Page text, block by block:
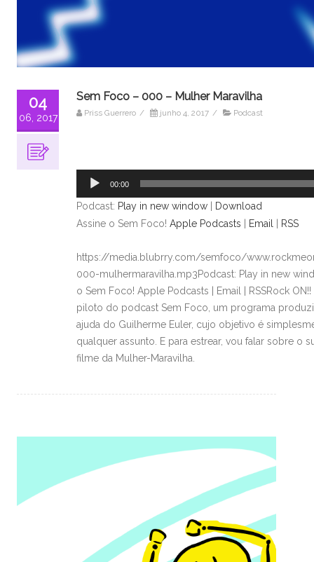
04
06, 2017
Sem Foco – 000 – Mulher Maravilha
Priss Guerrero / junho 4, 2017 / Podcast
áudio
00:00
Podcast: Play in new window
Download
Assine o Sem Foco! Apple Podcasts Email RSS
https://media.blubrry.com/semfoco/
000-mulhermaravilha.mp3Podcast: Play in new
o Sem Foco! Apple Podcasts | Email | RSSRock
piloto do podcast Sem Foco, um programa
ajuda do Guilherme Euler, cujo objetivo é
qualquer assunto. E para estrear, vou falar sobre o
filme da Mulher-Maravilha.